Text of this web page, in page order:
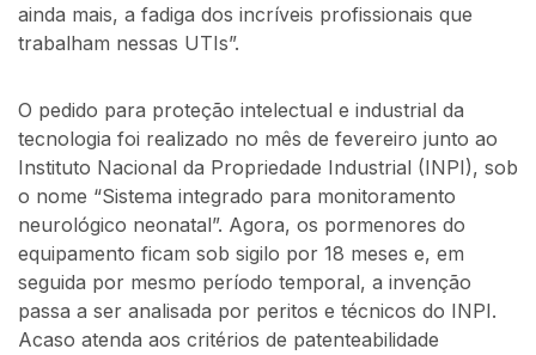
ainda mais, a fadiga dos incríveis profissionais que
trabalham nessas UTIs”.
O pedido para proteção intelectual e industrial da
tecnologia foi realizado no mês de fevereiro junto ao
Instituto Nacional da Propriedade Industrial (INPI), sob
o nome “Sistema integrado para monitoramento
neurológico neonatal”. Agora, os pormenores do
equipamento ficam sob sigilo por 18 meses e, em
seguida por mesmo período temporal, a invenção
passa a ser analisada por peritos e técnicos do INPI.
Acaso atenda aos critérios de patenteabilidade